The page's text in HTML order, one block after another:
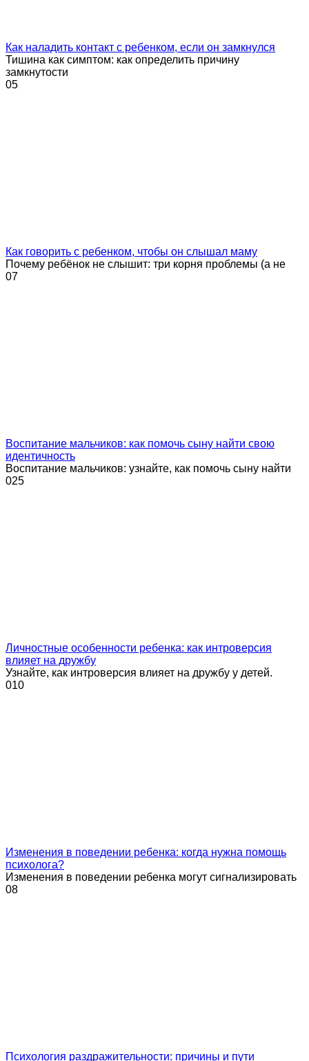
Как наладить контакт с ребенком, если он замкнулся
Тишина как симптом: как определить причину
замкнутости
05
Как говорить с ребенком, чтобы он слышал маму
Почему ребёнок не слышит: три корня проблемы (а не
07
Воспитание мальчиков: как помочь сыну найти свою
идентичность
Воспитание мальчиков: узнайте, как помочь сыну найти
025
Личностные особенности ребенка: как интроверсия
влияет на дружбу
Узнайте, как интроверсия влияет на дружбу у детей.
010
Изменения в поведении ребенка: когда нужна помощь
психолога?
Изменения в поведении ребенка могут сигнализировать
08
Психология раздражительности: причины и пути